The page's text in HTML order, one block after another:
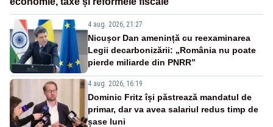
4 aug. 2026, 21:27
Nicușor Dan amenință cu reexaminarea
Legii decarbonizării: „România nu poate
pierde miliarde din PNRR”
4 aug. 2026, 16:19
Dominic Fritz își păstrează mandatul de
primar, dar va avea salariul redus timp de
șase luni